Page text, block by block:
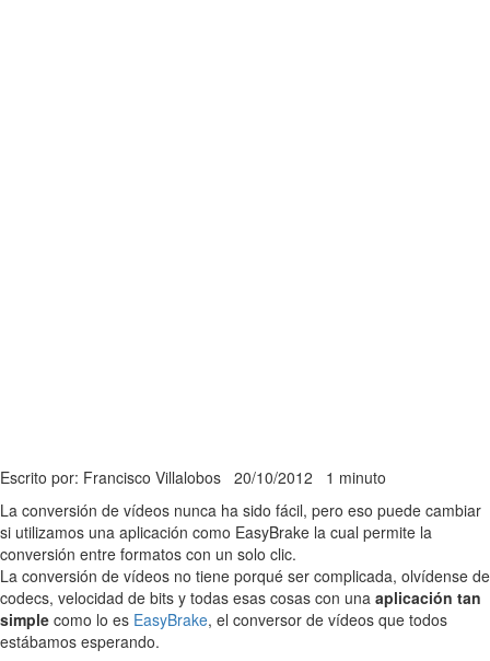
Escrito por: Francisco Villalobos 20/10/2012 1 minuto
La conversión de vídeos nunca ha sido fácil, pero eso puede cambiar
si utilizamos una aplicación como EasyBrake la cual permite la
conversión entre formatos con un solo clic.
La conversión de vídeos no tiene porqué ser complicada, olvídense de
codecs, velocidad de bits y todas esas cosas con una aplicación tan
simple como lo es EasyBrake, el conversor de vídeos que todos
estábamos esperando.